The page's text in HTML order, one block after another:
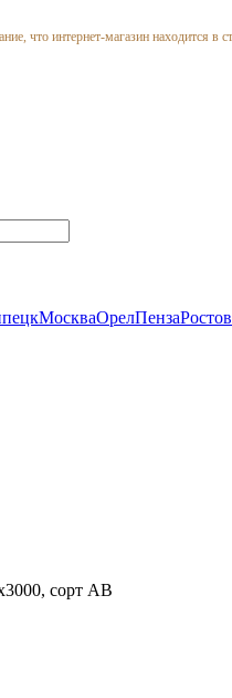
что интернет-магазин находится в
МоскваОрелПензаРостов
сорт АВ